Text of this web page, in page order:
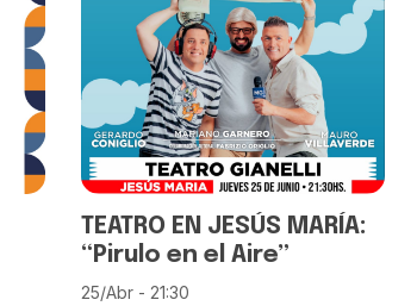
TEATRO EN JESÚS MARÍA:
“Pirulo en el Aire”
25/Abr - 21:30